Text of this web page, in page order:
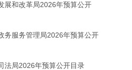
展和改革局2026年预算公开
务服务管理局2026年预算公开
法局2026年预算公开目录